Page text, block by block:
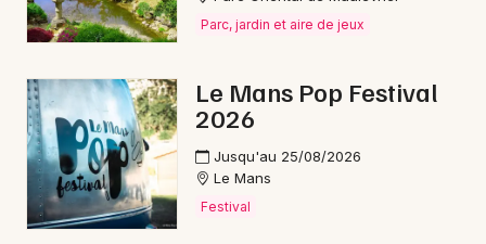
Parc, jardin et aire de jeux
Le Mans Pop Festival
2026
Jusqu'au 25/08/2026
Le Mans
Festival